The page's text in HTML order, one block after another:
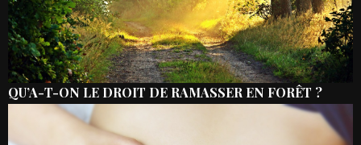
QU’A-T-ON LE DROIT DE RAMASSER EN FORÊT ?